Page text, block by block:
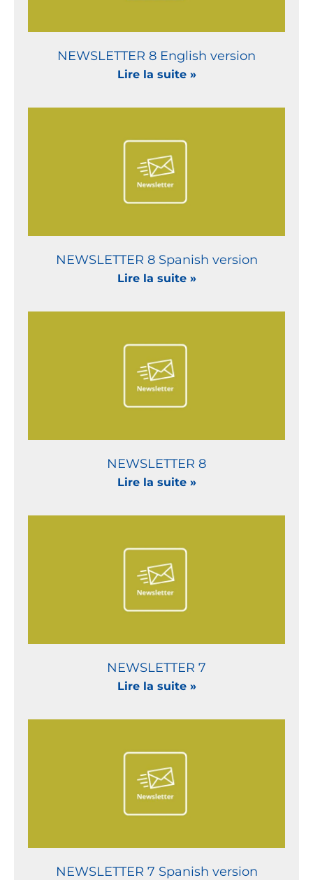
NEWSLETTER 8 English version
Lire la suite »
NEWSLETTER 8 Spanish version
Lire la suite »
NEWSLETTER 8
Lire la suite »
NEWSLETTER 7
Lire la suite »
NEWSLETTER 7 Spanish version